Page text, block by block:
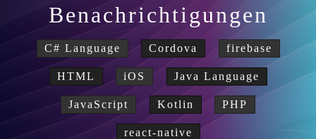
Benachrichtigungen
C# Language Cordova firebase
HTML iOS Java Language
JavaScript Kotlin PHP
react-native